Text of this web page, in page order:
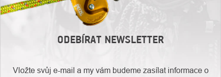
ODEBÍRAT NEWSLETTER
Vložte svůj e-mail a my vám budeme zasílat informace o